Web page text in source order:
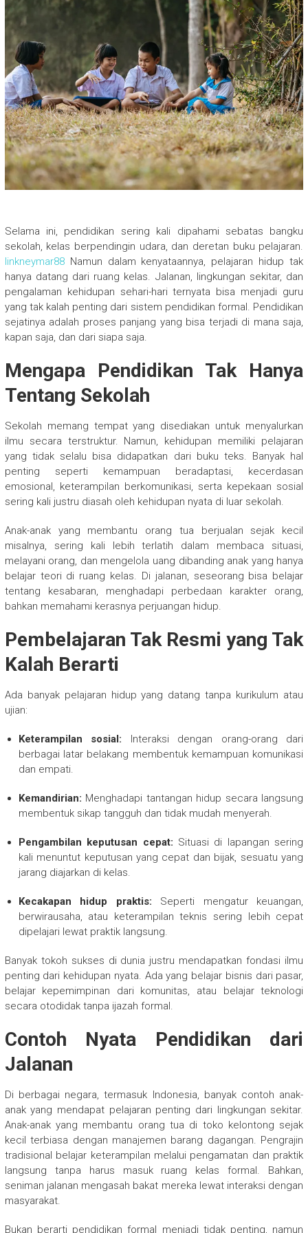
Selama ini, pendidikan sering kali dipahami sebatas bangku
sekolah, kelas berpendingin udara, dan deretan buku pelajaran.
linkneymar88Namun dalam kenyataannya, pelajaran hidup tak
hanya datang dari ruang kelas. Jalanan, lingkungan sekitar, dan
pengalaman kehidupan sehari-hari ternyata bisa menjadi guru
yang tak kalah penting dari sistem pendidikan formal. Pendidikan
sejatinya adalah proses panjang yang bisa terjadi di mana saja,
kapan saja, dan dari siapa saja.
Mengapa Pendidikan Tak Hanya
Tentang Sekolah
Sekolah memang tempat yang disediakan untuk menyalurkan
ilmu secara terstruktur. Namun, kehidupan memiliki pelajaran
yang tidak selalu bisa didapatkan dari buku teks. Banyak hal
penting seperti kemampuan beradaptasi, kecerdasan
emosional, keterampilan berkomunikasi, serta kepekaan sosial
sering kali justru diasah oleh kehidupan nyata di luar sekolah.
Anak-anak yang membantu orang tua berjualan sejak kecil
misalnya, sering kali lebih terlatih dalam membaca situasi,
melayani orang, dan mengelola uang dibanding anak yang hanya
belajar teori di ruang kelas. Di jalanan, seseorang bisa belajar
tentang kesabaran, menghadapi perbedaan karakter orang,
bahkan memahami kerasnya perjuangan hidup.
Pembelajaran Tak Resmi yang Tak
Kalah Berarti
Ada banyak pelajaran hidup yang datang tanpa kurikulum atau
ujian:
Keterampilan sosial: Interaksi dengan orang-orang dari
berbagai latar belakang membentuk kemampuan komunikasi
dan empati.
Kemandirian: Menghadapi tantangan hidup secara langsung
membentuk sikap tangguh dan tidak mudah menyerah.
Pengambilan keputusan cepat: Situasi di lapangan sering
kali menuntut keputusan yang cepat dan bijak, sesuatu yang
jarang diajarkan di kelas.
Kecakapan hidup praktis: Seperti mengatur keuangan,
berwirausaha, atau keterampilan teknis sering lebih cepat
dipelajari lewat praktik langsung.
Banyak tokoh sukses di dunia justru mendapatkan fondasi ilmu
penting dari kehidupan nyata. Ada yang belajar bisnis dari pasar,
belajar kepemimpinan dari komunitas, atau belajar teknologi
secara otodidak tanpa ijazah formal.
Contoh Nyata Pendidikan dari
Jalanan
Di berbagai negara, termasuk Indonesia, banyak contoh anak-
anak yang mendapat pelajaran penting dari lingkungan sekitar.
Anak-anak yang membantu orang tua di toko kelontong sejak
kecil terbiasa dengan manajemen barang dagangan. Pengrajin
tradisional belajar keterampilan melalui pengamatan dan praktik
langsung tanpa harus masuk ruang kelas formal. Bahkan,
seniman jalanan mengasah bakat mereka lewat interaksi dengan
masyarakat.
Bukan berarti pendidikan formal menjadi tidak penting, namun